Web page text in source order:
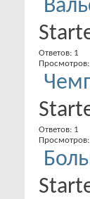
Ответов: 1
Ответов: 1